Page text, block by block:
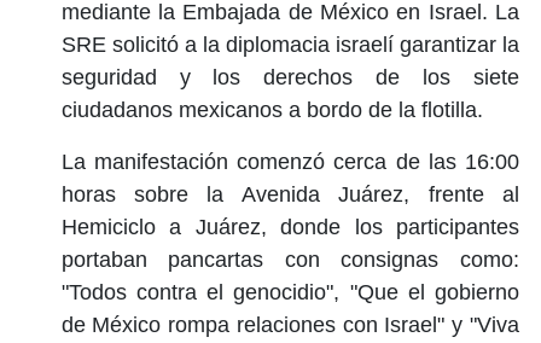
mediante la Embajada de México en Israel. La
SRE solicitó a la diplomacia israelí garantizar la
seguridad y los derechos de los siete
ciudadanos mexicanos a bordo de la flotilla.
La manifestación comenzó cerca de las 16:00
horas sobre la Avenida Juárez, frente al
Hemiciclo a Juárez, donde los participantes
portaban pancartas con consignas como:
"Todos contra el genocidio", "Que el gobierno
de México rompa relaciones con Israel" y "Viva